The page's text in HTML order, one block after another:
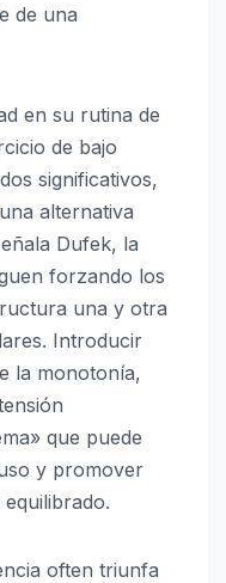
de una
en su rutina de
de bajo
significativos,
alternativa
Dufek, la
forzando los
una y otra
Introducir
la monotonía,
que puede
y promover
often triunfa